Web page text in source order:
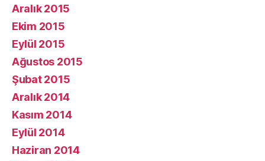
Aralık 2015
Ekim 2015
Eylül 2015
Ağustos 2015
Şubat 2015
Aralık 2014
Kasım 2014
Eylül 2014
Haziran 2014